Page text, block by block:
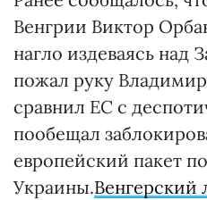
Венгрии Виктор
нагло издеваясь над
пожал руку
сравнил ЕС с
пообещал
европейский пакет
Украины.Венгерский